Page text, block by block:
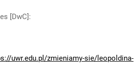
[DwC]:
uwr.edu.pl/zmieniamy-sie/leopoldina-